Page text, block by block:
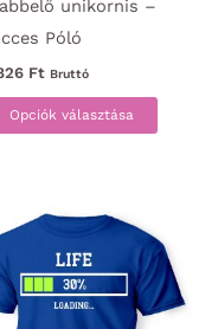
unikornis –
Póló
Ft Bruttó
Opciók választása
Ennek
a
van.
A